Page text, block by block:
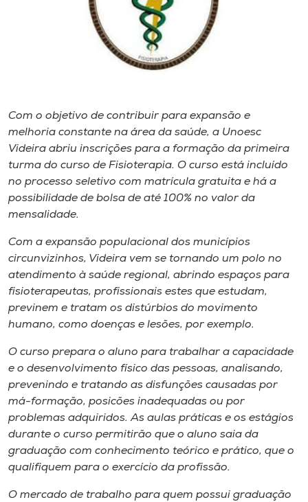
Unoesc
Store
A+
A-
Com o objetivo de contribuir para expansão e
melhoria constante na área da saúde, a Unoesc
Videira abriu inscrições para a formação da primeira
turma do curso de Fisioterapia. O curso está incluído
no processo seletivo com matrícula gratuita e há a
possibilidade de bolsa de até 100% no valor da
mensalidade.
Com a expansão populacional dos municípios
circunvizinhos, Videira vem se tornando um polo no
atendimento à saúde regional, abrindo espaços para
fisioterapeutas, profissionais estes que estudam,
previnem e tratam os distúrbios do movimento
humano, como doenças e lesões, por exemplo.
O curso prepara o aluno para trabalhar a capacidade
e o desenvolvimento físico das pessoas, analisando,
prevenindo e tratando as disfunções causadas por
má-formação, posicões inadequadas ou por
problemas adquiridos. As aulas práticas e os estágios
durante o curso permitirão que o aluno saia da
graduação com conhecimento teórico e prático, que o
qualifiquem para o exercício da profissão.
O mercado de trabalho para quem possui graduação